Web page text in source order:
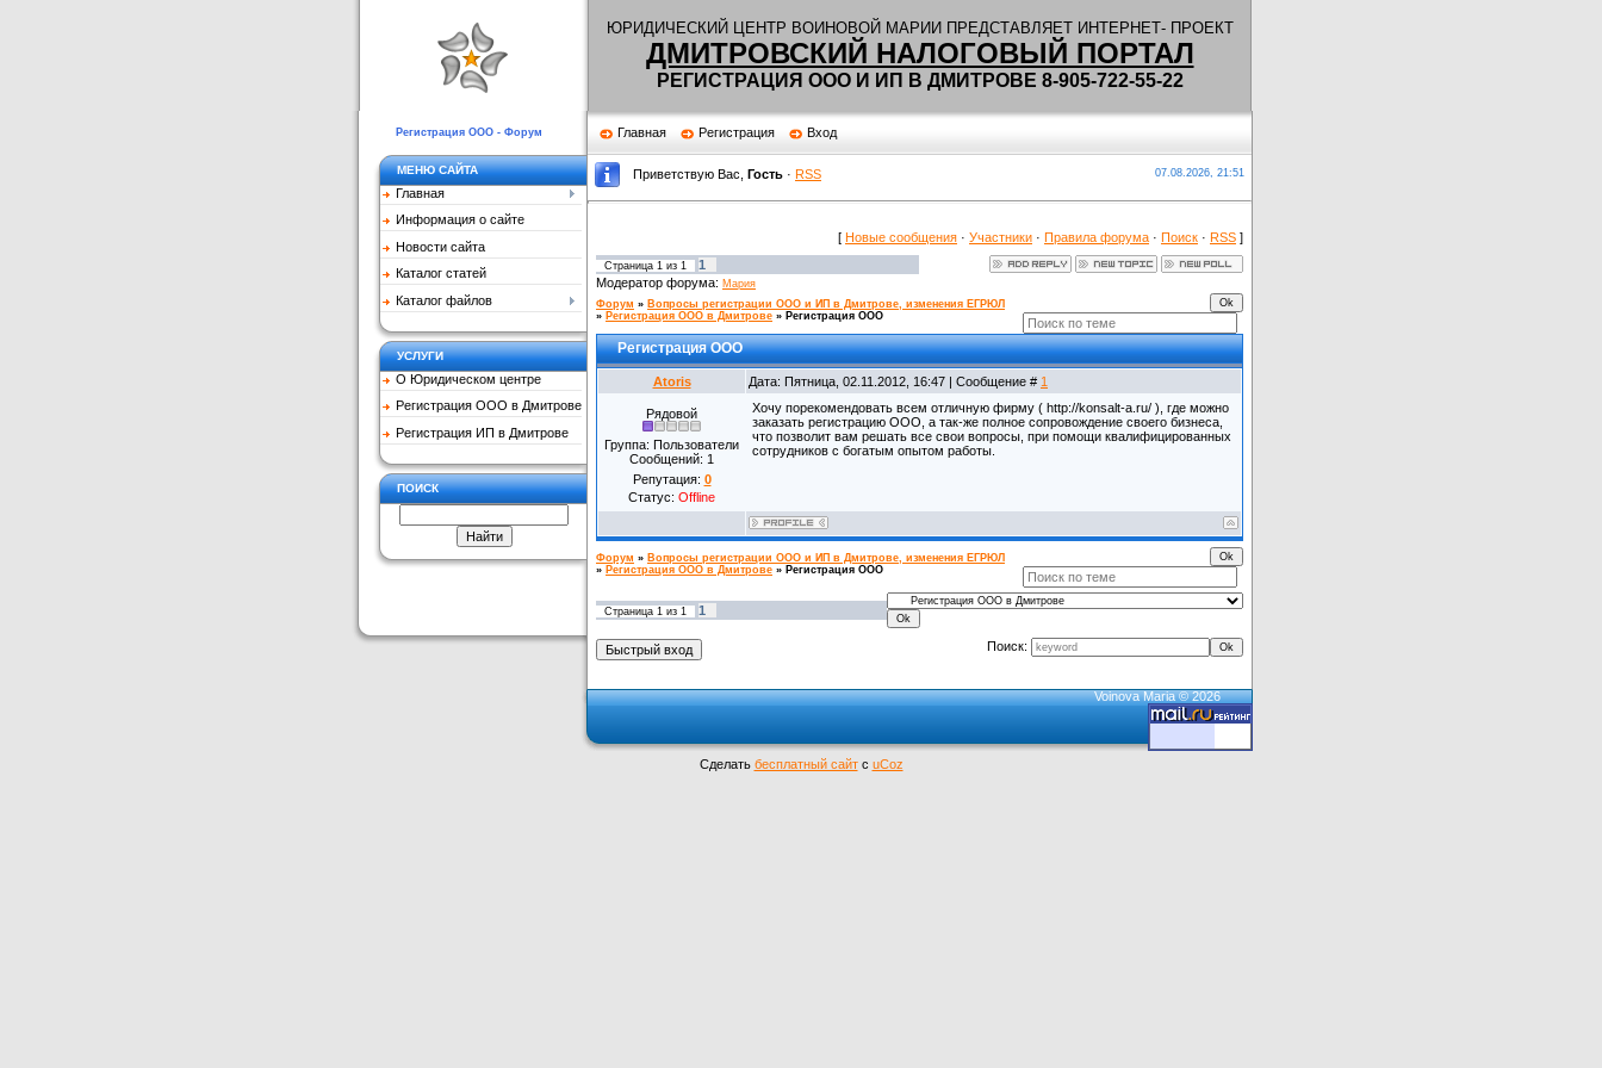
ЮРИДИЧЕСКИЙ ЦЕНТР ВОИНОВОЙ МАРИИ ПРЕДСТАВЛЯЕТ ИНТЕРНЕТ- ПРОЕКТ
ДМИТРОВСКИЙ НАЛОГОВЫЙ ПОРТАЛ
РЕГИСТРАЦИЯ ООО И ИП В ДМИТРОВЕ 8-905-722-55-22
Регистрация ООО - Форум Главная Регистрация Вход
МЕНЮ САЙТА
Главная
Информация о сайте
Новости сайта
Каталог статей
Каталог файлов
УСЛУГИ
О Юридическом центре
Регистрация ООО в Дмитрове
Регистрация ИП в Дмитрове
ПОИСК
Приветствую Вас Гость · RSS 07.08.2026, 21:51
[ Новые сообщения · Участники · Правила форума · Поиск · RSS ]
Страница 1 из 1
1
Модератор форума: Мария
Форум » Вопросы регистрации ООО и ИП в Дмитрове, изменения ЕГРЮЛ
» Регистрация ООО в Дмитрове » Регистрация ООО
Регистрация ООО
Atoris Дата: Пятница, 02.11.2012, 16:47 | Сообщение # 1
Рядовой
Группа: Пользователи
Сообщений: 1
Репутация: 0
Статус: Offline
Хочу порекомендовать всем отличную фирму ( http://konsalt-a.ru/ ), где можно
заказать регистрацию ООО, а так-же полное сопровождение своего бизнеса,
что позволит вам решать все свои вопросы, при помощи квалифицированных
сотрудников с богатым опытом работы.
Форум » Вопросы регистрации ООО и ИП в Дмитрове, изменения ЕГРЮЛ
» Регистрация ООО в Дмитрове » Регистрация ООО
Страница 1 из 1 1
Поиск:
Voinova Maria © 2026
Сделать бесплатный сайтс uCoz